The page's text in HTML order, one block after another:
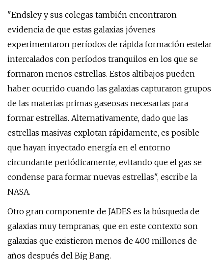
"Endsley y sus colegas también encontraron
evidencia de que estas galaxias jóvenes
experimentaron períodos de rápida formación estelar
intercalados con períodos tranquilos en los que se
formaron menos estrellas. Estos altibajos pueden
haber ocurrido cuando las galaxias capturaron grupos
de las materias primas gaseosas necesarias para
formar estrellas. Alternativamente, dado que las
estrellas masivas explotan rápidamente, es posible
que hayan inyectado energía en el entorno
circundante periódicamente, evitando que el gas se
condense para formar nuevas estrellas", escribe la
NASA.
Otro gran componente de JADES es la búsqueda de
galaxias muy tempranas, que en este contexto son
galaxias que existieron menos de 400 millones de
años después del Big Bang.